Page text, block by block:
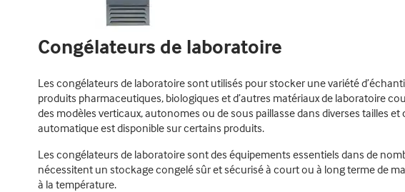
Congélateurs de laboratoire
Les congélateurs de laboratoire sont utilisés pour stocker une variété
produits pharmaceutiques, biologiques et d’autres matériaux de laboratoire
des modèles verticaux, autonomes ou de sous paillasse dans diverses tailles
automatique est disponible sur certains produits.
Les congélateurs de laboratoire sont des équipements essentiels dans de
nécessitent un stockage congelé sûr et sécurisé à court ou à long terme de
à la température.